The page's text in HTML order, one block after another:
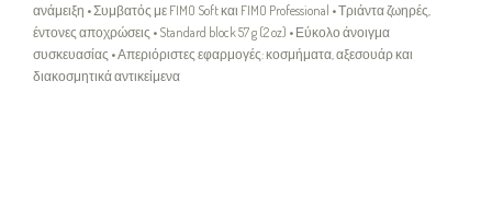
ανάμειξη • Συμβατός με FIMO Soft και FIMO Professional • Τριάντα ζωηρές,
έντονες αποχρώσεις • Standard block 57 g (2 oz) • Εύκολο άνοιγμα
συσκευασίας • Απεριόριστες εφαρμογές: κοσμήματα, αξεσουάρ και
διακοσμητικά αντικείμενα